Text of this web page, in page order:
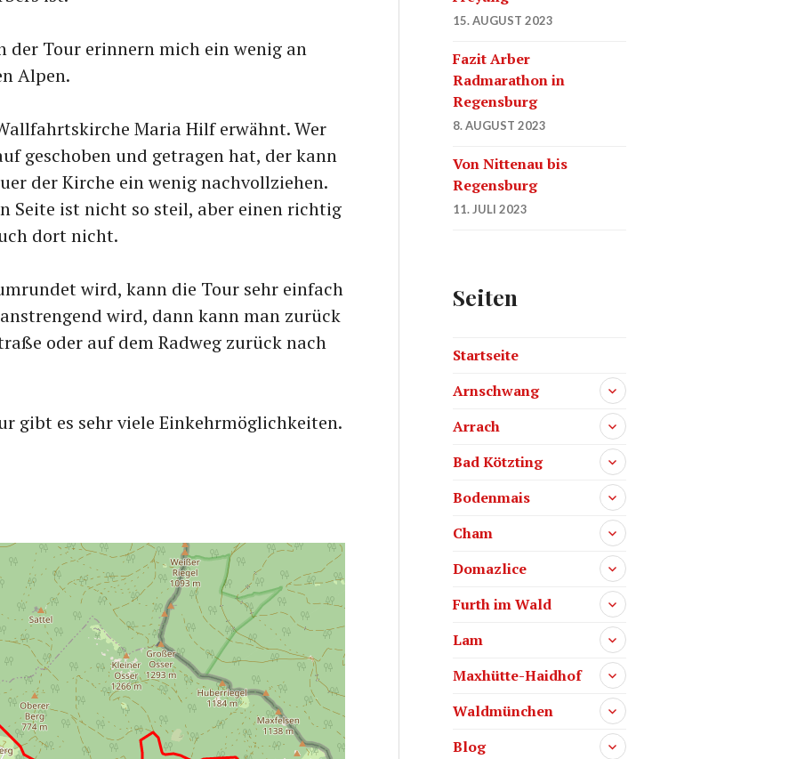
der Tour erinnern mich ein wenig an
Alpen.
Maria Hilf erwähnt. Wer
geschoben und getragen hat, der kann
der Kirche ein wenig nachvollziehen.
Seite ist nicht so steil, aber einen richtig
dort nicht.
wird, kann die Tour sehr einfach
wird, dann kann man zurück
oder auf dem Radweg zurück nach
gibt es sehr viele Einkehrmöglichkeiten.
15. AUGUST 2023
Fazit Arber
Radmarathon in
Regensburg
8. AUGUST 2023
Von Nittenau bis
Regensburg
11. JULI 2023
Seiten
Startseite
Arnschwang
Arrach
Bad Kötzting
Bodenmais
Cham
Domazlice
Furth im Wald
Lam
Maxhütte-Haidhof
Waldmünchen
Blog